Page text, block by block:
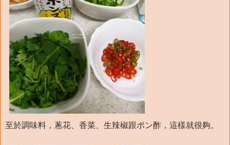
至於調味料，蔥花、香菜、生辣椒跟ポン酢，這樣就很夠。